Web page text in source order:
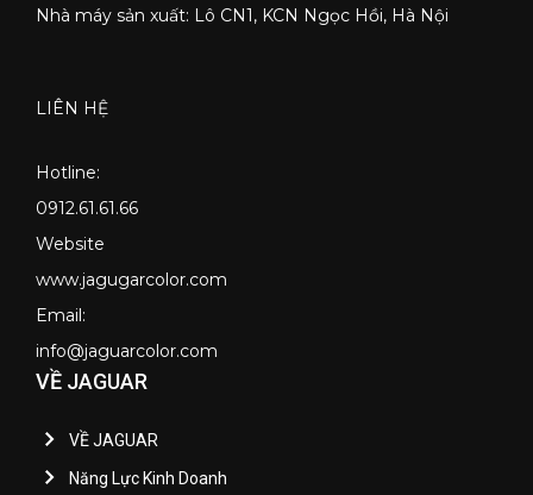
Nhà máy sản xuất: Lô CN1, KCN Ngọc Hồi, Hà Nội
LIÊN HỆ
Hotline:
0912.61.61.66
Website
www.jagugarcolor.com
Email:
info@jaguarcolor.com
VỀ JAGUAR
VỀ JAGUAR
Năng Lực Kinh Doanh